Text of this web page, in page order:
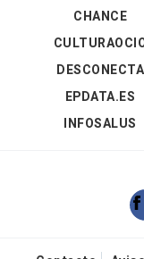
CHANCE
DESCONECTA
EPDATA.ES
INFOSALUS